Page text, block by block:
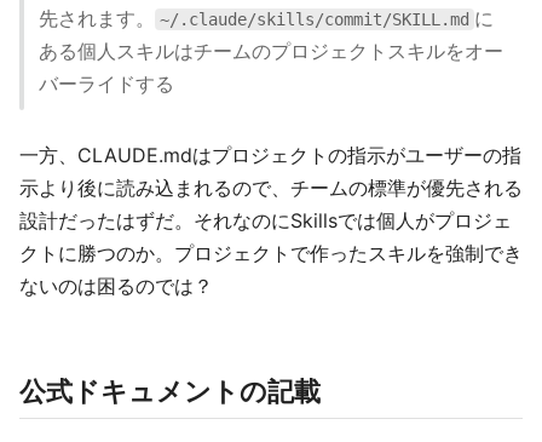
先されます。
~/.claude/skills/commit/SKILL.md に
ある個人スキルはチームのプロジェクトスキルをオー
バーライドする
一方、CLAUDE.mdはプロジェクトの指示がユーザーの指
示より後に読み込まれるので、チームの標準が優先される
設計だったはずだ。それなのにSkillsでは個人がプロジェ
クトに勝つのか。プロジェクトで作ったスキルを強制でき
ないのは困るのでは？
公式ドキュメントの記載